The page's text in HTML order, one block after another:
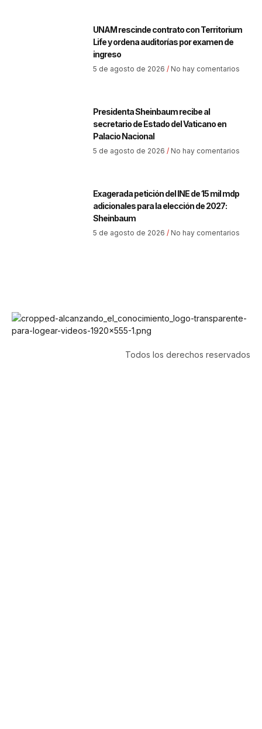
UNAM rescinde contrato con Territorium
Life y ordena auditorías por examen de
ingreso
5 de agosto de 2026 No hay comentarios
Presidenta Sheinbaum recibe al
secretario de Estado del Vaticano en
Palacio Nacional
5 de agosto de 2026 No hay comentarios
Exagerada petición del INE de 15 mil mdp
adicionales para la elección de 2027:
Sheinbaum
5 de agosto de 2026 No hay comentarios
Todos los derechos reservados